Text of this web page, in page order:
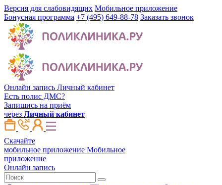
Версия для слабовидящих Мобильное приложение
Бонусная программа +7 (495) 649-88-78 Заказать звонок
Онлайн запись Личный кабинет
Есть полис ДМС?
Запишись на приём
через Личный кабинет
Скачайте
мобильное приложение Мобильное
приложение
Онлайн запись